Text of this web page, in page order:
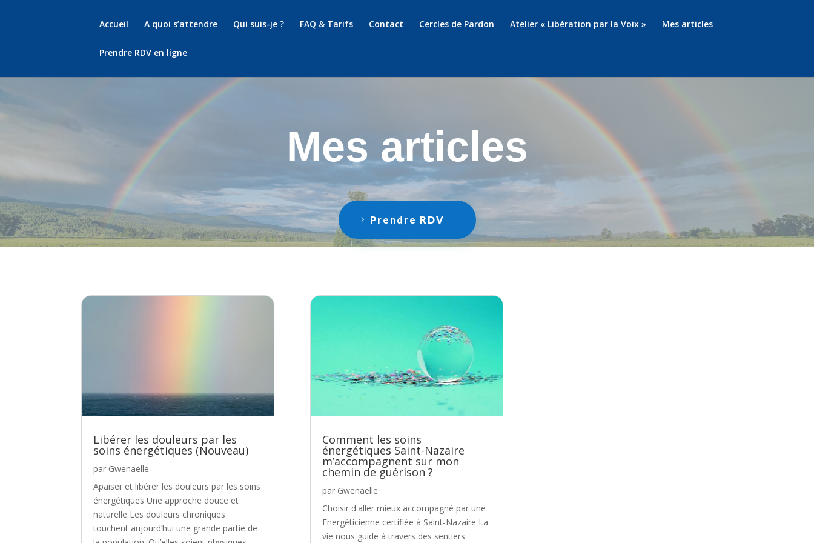
Accueil A quoi s’attendre Qui suis-je ? FAQ & Tarifs Contact Cercles de Pardon Atelier « Libération par la Voix » Mes articles
Prendre RDV en ligne
Mes articles
Prendre RDV
Libérer les douleurs par les
soins énergétiques (Nouveau)
par Gwenaëlle
Apaiser et libérer les douleurs par les soins
énergétiques Une approche douce et
naturelle Les douleurs chroniques
touchent aujourd’hui une grande partie de
Comment les soins
énergétiques Saint-Nazaire
m’accompagnent sur mon
chemin de guérison ?
par Gwenaëlle
Choisir d'aller mieux accompagné par une
Energéticienne certifiée à Saint-Nazaire La
vie nous guide à travers des sentiers